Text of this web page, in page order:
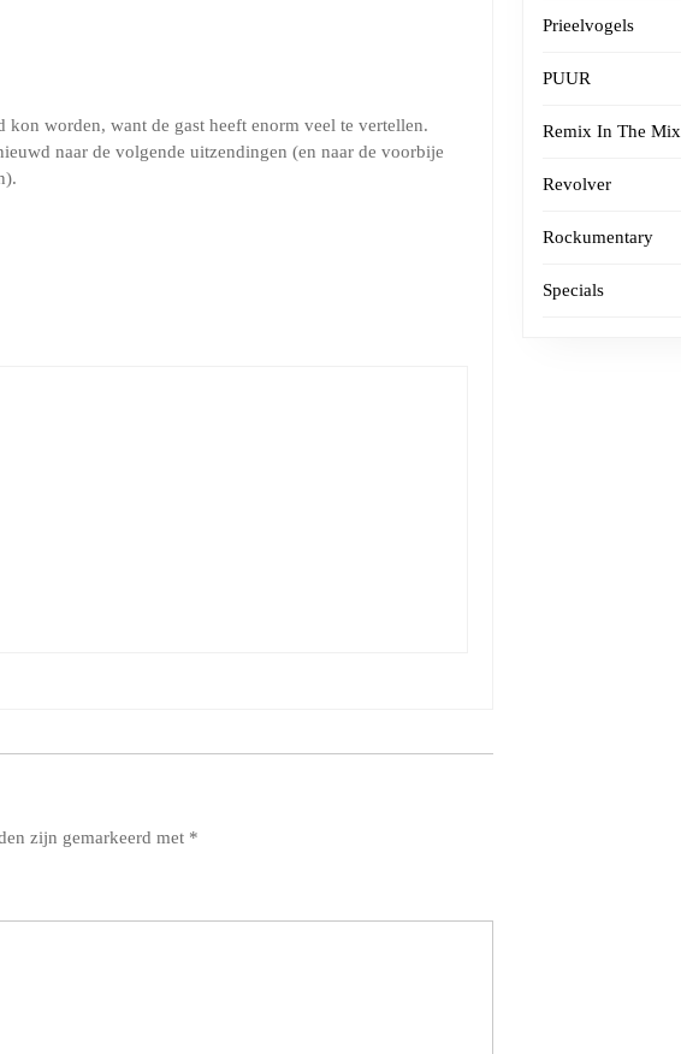
worden, want de gast heeft enorm veel te vertellen.
naar de volgende uitzendingen (en naar de voorbije
zijn gemarkeerd met *
Prieelvogels
PUUR
Remix In The Mix
Revolver
Rockumentary
Specials